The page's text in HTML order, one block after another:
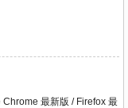
最新版 / Firefox 最